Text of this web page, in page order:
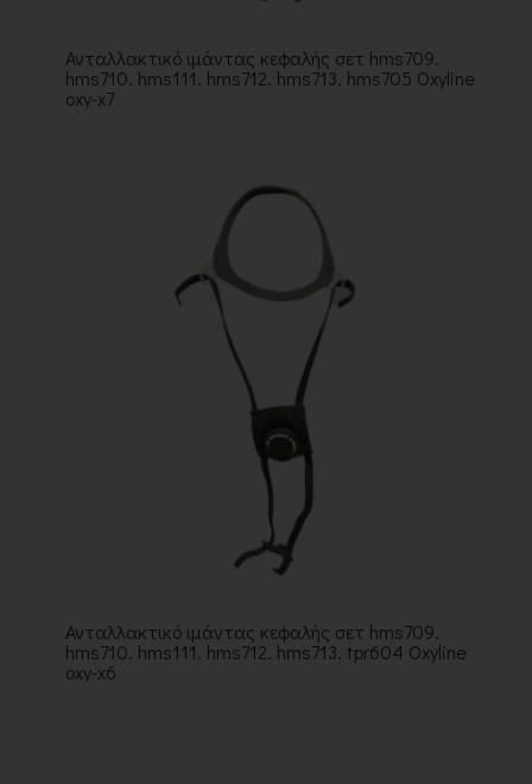
Ανταλλακτικό ιμάντας κεφαλής σετ hms709.
hms710. hms111. hms712. hms713. hms705 Oxyline
oxy-x7
Ανταλλακτικό ιμάντας κεφαλής σετ hms709.
hms710. hms111. hms712. hms713. tpr604 Oxyline
oxy-x6